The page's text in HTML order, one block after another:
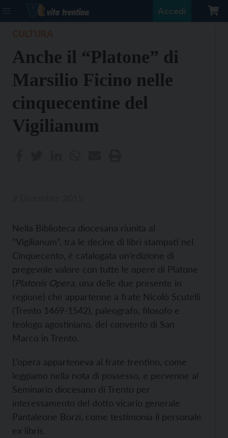
Accedi
Anche il “Platone” di
Marsilio Ficino nelle
cinquecentine del
Vigilianum
Nella Biblioteca diocesana riunita al
“Vigilianum”, tra le decine di libri stampati nel
Cinquecento, è catalogata un’edizione di
pregevole valore con tutte le opere di Platone
(Platonis Opera , una delle due presente in
regione) che appartenne a frate Nicolò Scutelli
(Trento 1469-1542), paleografo, filosofo e
teologo agostiniano, del convento di San
Marco in Trento.
L’opera apparteneva al frate trentino, come
leggiamo nella nota di possesso, e pervenne al
Seminario diocesano di Trento per
interessamento del dotto vicario generale
Pantaleone Borzi, come testimonia il personale
ex libris.